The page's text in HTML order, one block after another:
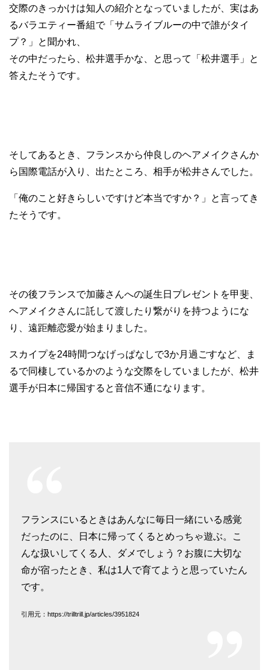
交際のきっかけは知人の紹介となっていましたが、実はあ
るバラエティー番組で「サムライブルーの中で誰がタイ
プ？」と聞かれ、
その中だったら、松井選手かな、と思って「松井選手」と
答えたそうです。
そしてあるとき、フランスから仲良しのヘアメイクさんか
ら国際電話が入り、出たところ、相手が松井さんでした。
「俺のこと好きらしいですけど本当ですか？」と言ってき
たそうです。
その後フランスで加藤さんへの誕生日プレゼントを甲斐、
ヘアメイクさんに託して渡したり繋がりを持つようにな
り、遠距離恋愛が始まりました。
スカイプを24時間つなげっぱなしで3か月過ごすなど、ま
るで同棲しているかのような交際をしていましたが、松井
選手が日本に帰国すると音信不通になります。
フランスにいるときはあんなに毎日一緒にいる感覚
だったのに、日本に帰ってくるとめっちゃ遊ぶ。こ
んな扱いしてくる人、ダメでしょう？お腹に大切な
命が宿ったとき、私は1人で育てようと思っていたん
です。
引用元：https://trilltrill.jp/articles/3951824